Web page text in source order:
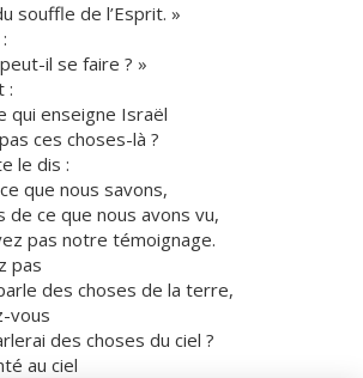
souffle de l’Esprit. »
il se faire ? »
:
qui enseigne Israël
ces choses-là ?
le dis :
que nous savons,
de ce que nous avons vu,
pas notre témoignage.
pas
des choses de la terre,
vous
des choses du ciel ?
au ciel